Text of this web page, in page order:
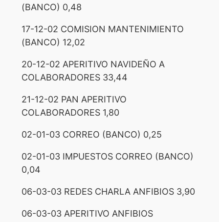
(BANCO) 0,48
17-12-02 COMISION MANTENIMIENTO
(BANCO) 12,02
20-12-02 APERITIVO NAVIDEÑO A
COLABORADORES 33,44
21-12-02 PAN APERITIVO
COLABORADORES 1,80
02-01-03 CORREO (BANCO) 0,25
02-01-03 IMPUESTOS CORREO (BANCO)
0,04
06-03-03 REDES CHARLA ANFIBIOS 3,90
06-03-03 APERITIVO ANFIBIOS